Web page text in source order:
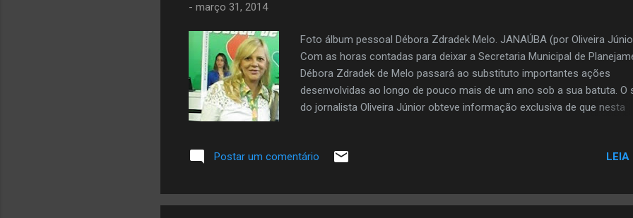
- março 31, 2014
Foto álbum pessoal Débora Zdradek Melo. JANAÚBA (por Oliveira
Com as horas contadas para deixar a Secretaria Municipal de
Débora Zdradek de Melo passará ao substituto importantes ações
desenvolvidas ao longo de pouco mais de um ano sob a sua batuta. O
do jornalista Oliveira Júnior obteve informação exclusiva de que nesta
prefeito. Á frente da Secretaria de Planejamento, que é a que menos
Zdradek coordenou o procedimento pela preparação do Plano
Saneamento Básico que envolve planejamento nas áreas de
Postar um comentário LEIA